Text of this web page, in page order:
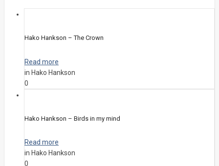
Hako Hankson – The Crown
Read more
in Hako Hankson
0
Hako Hankson – Birds in my mind
Read more
in Hako Hankson
0